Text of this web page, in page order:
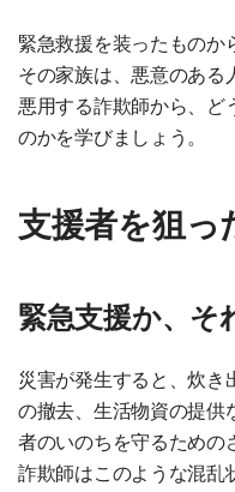
緊急救援を装ったものか
その家族は、悪意のある
悪用する詐欺師から、ど
のかを学びましょう。
支援者を狙っ
緊急支援か、そ
災害が発生すると、炊き
の撤去、生活物資の提供
者のいのちを守るための
詐欺師はこのような混乱